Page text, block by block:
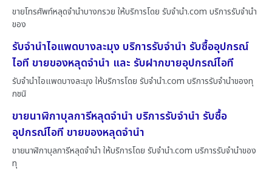
ขายโทรศัพท์หลุดจำนำบางกรวย ให้บริการโดย รับจํานํา.com บริการรับจำนำ
ของ
รับจำนำไอแพดบางละมุง บริการรับจำนำ รับซื้ออุปกรณ์
ไอที ขายของหลุดจำนำ และ รับฝากขายอุปกรณ์ไอที
รับจำนำไอแพดบางละมุง ให้บริการโดย รับจํานํา.com บริการรับจำนำของทุ
กชนิ
ขายนาฬิกาบุลการีหลุดจำนำ บริการรับจำนำ รับซื้อ
อุปกรณ์ไอที ขายของหลุดจำนำ
ขายนาฬิกาบุลการีหลุดจำนำ ให้บริการโดย รับจํานํา.com บริการรับจำนำของ
ทุ